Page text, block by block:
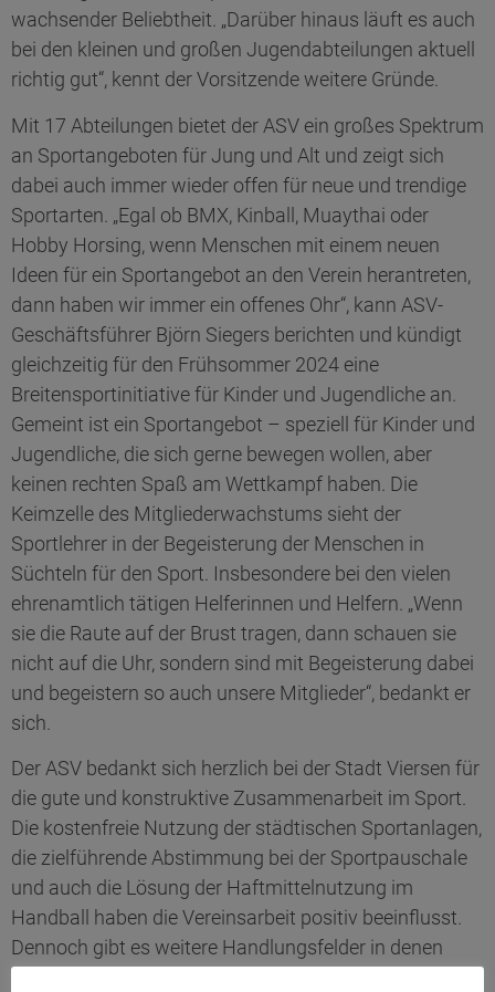
wachsender Beliebtheit. „Darüber hinaus läuft es auch
bei den kleinen und großen Jugendabteilungen aktuell
richtig gut“, kennt der Vorsitzende weitere Gründe.
Mit 17 Abteilungen bietet der ASV ein großes Spektrum
an Sportangeboten für Jung und Alt und zeigt sich
dabei auch immer wieder offen für neue und trendige
Sportarten. „Egal ob BMX, Kinball, Muaythai oder
Hobby Horsing, wenn Menschen mit einem neuen
Ideen für ein Sportangebot an den Verein herantreten,
dann haben wir immer ein offenes Ohr“, kann ASV-
Geschäftsführer Björn Siegers berichten und kündigt
gleichzeitig für den Frühsommer 2024 eine
Breitensportinitiative für Kinder und Jugendliche an.
Gemeint ist ein Sportangebot – speziell für Kinder und
Jugendliche, die sich gerne bewegen wollen, aber
keinen rechten Spaß am Wettkampf haben. Die
Keimzelle des Mitgliederwachstums sieht der
Sportlehrer in der Begeisterung der Menschen in
Süchteln für den Sport. Insbesondere bei den vielen
ehrenamtlich tätigen Helferinnen und Helfern. „Wenn
sie die Raute auf der Brust tragen, dann schauen sie
nicht auf die Uhr, sondern sind mit Begeisterung dabei
und begeistern so auch unsere Mitglieder“, bedankt er
sich.
Der ASV bedankt sich herzlich bei der Stadt Viersen für
die gute und konstruktive Zusammenarbeit im Sport.
Die kostenfreie Nutzung der städtischen Sportanlagen,
die zielführende Abstimmung bei der Sportpauschale
und auch die Lösung der Haftmittelnutzung im
Handball haben die Vereinsarbeit positiv beeinflusst.
Dennoch gibt es weitere Handlungsfelder in denen